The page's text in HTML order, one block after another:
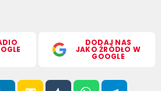
DODAJ NAS
JAKO ŹRÓDŁO W
GOOGLE